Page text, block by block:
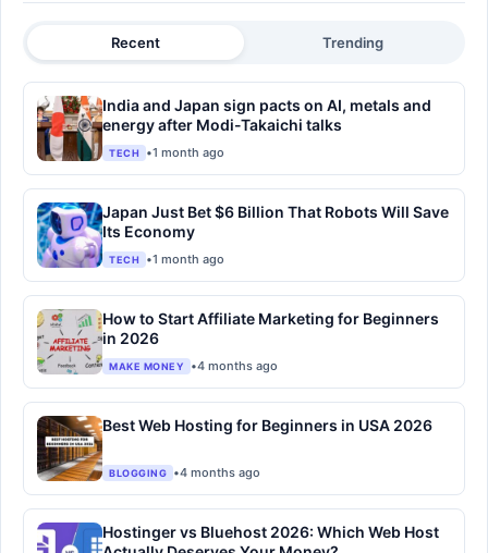
Recent Trending
India and Japan sign pacts on AI, metals and
energy after Modi-Takaichi talks
TECH •1 month ago
Japan Just Bet $6 Billion That Robots Will Save
Its Economy
TECH •1 month ago
How to Start Affiliate Marketing for Beginners
in 2026
MAKE MONEY •4 months ago
Best Web Hosting for Beginners in USA 2026
BLOGGING •4 months ago
Hostinger vs Bluehost 2026: Which Web Host